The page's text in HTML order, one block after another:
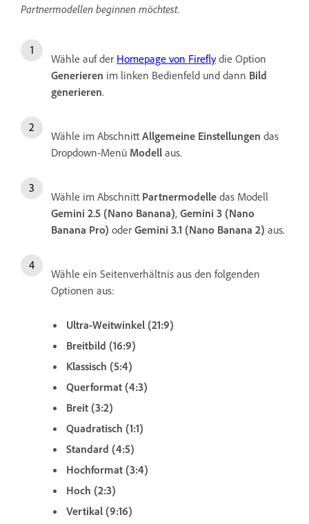
Partnermodellen beginnen möchtest.
Wähle auf der Homepage von Fireflydie Option
Generieren im linken Bedienfeld und dann Bild
generieren.
Wähle im Abschnitt Allgemeine Einstellungen das
Dropdown-Menü Modell aus.
Wähle im Abschnitt Partnermodelle das Modell
Gemini 2.5 (Nano Banana), Gemini 3 (Nano
Banana Pro) oder Gemini 3.1 (Nano Banana 2) aus.
Wähle ein Seitenverhältnis aus den folgenden
Optionen aus:
Ultra-Weitwinkel (21:9)
Breitbild (16:9)
Klassisch (5:4)
Querformat (4:3)
Breit (3:2)
Quadratisch (1:1)
Standard (4:5)
Hochformat (3:4)
Hoch (2:3)
Vertikal (9:16)